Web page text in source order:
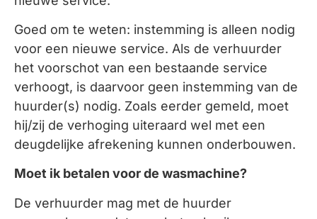
Goed om te weten: instemming is alleen nodig
voor een nieuwe service. Als de verhuurder
het voorschot van een bestaande service
verhoogt, is daarvoor geen instemming van de
huurder(s) nodig. Zoals eerder gemeld, moet
hij/zij de verhoging uiteraard wel met een
deugdelijke afrekening kunnen onderbouwen.
Moet ik betalen voor de wasmachine?
De verhuurder mag met de huurder